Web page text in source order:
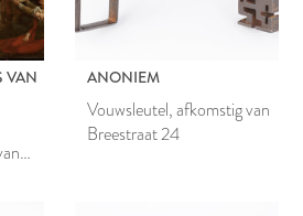
VAN
ANONIEM
Vouwsleutel, afkomstig van
Breestraat 24